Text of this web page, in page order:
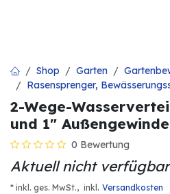
Shop Garten
Rasensprenger,
2-Wege-
und 1" Außengewinde
0 Bewertung
Aktuell nicht verfügbar
* inkl. ges. MwSt., inkl . Versandkosten